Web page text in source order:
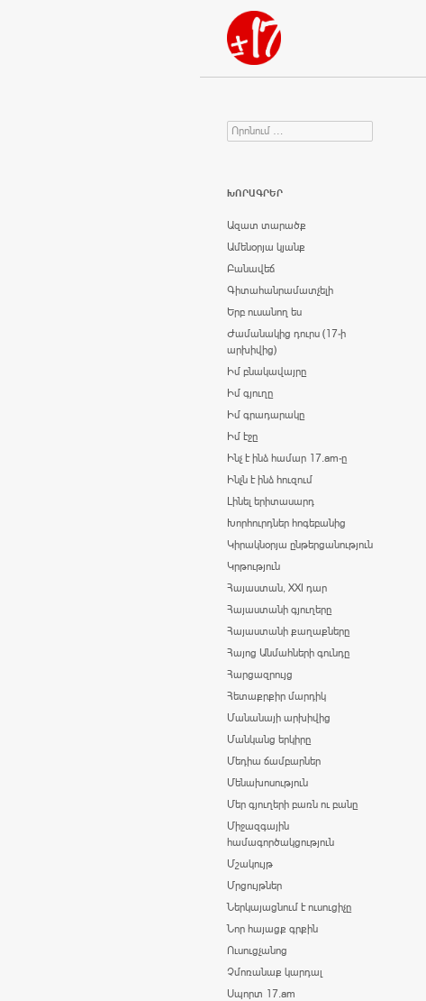
Որոնում
Search for:
ԽՈՐԱԳՐԵՐ
Ազատ տարածք
Ամենօրյա կյանք
Բանավեճ
Գիտահանրամատչելի
Երբ ուսանող ես
Ժամանակից դուրս (17-ի
արխիվից)
Իմ բնակավայրը
Իմ գյուղը
Իմ գրադարակը
Իմ էջը
Ինչ է ինձ համար 17.am-ը
Ինչն է ինձ հուզում
Լինել երիտասարդ
Խորհուրդներ հոգեբանից
Կիրակնօրյա ընթերցանություն
Կրթություն
Հայաստան, XXI դար
Հայաստանի գյուղերը
Հայաստանի քաղաքները
Հայոց Անմահների գունդը
Հարցազրույց
Հետաքրքիր մարդիկ
Մանանայի արխիվից
Մանկանց երկիրը
Մեդիա ճամբարներ
Մենախոսություն
Մեր գյուղերի բառն ու բանը
Միջազգային
համագործակցություն
Մշակույթ
Մրցույթներ
Ներկայացնում է ուսուցիչը
Նոր հայացք գրքին
Ուսուցչանոց
Չմոռանաք կարդալ
Սպորտ 17.am